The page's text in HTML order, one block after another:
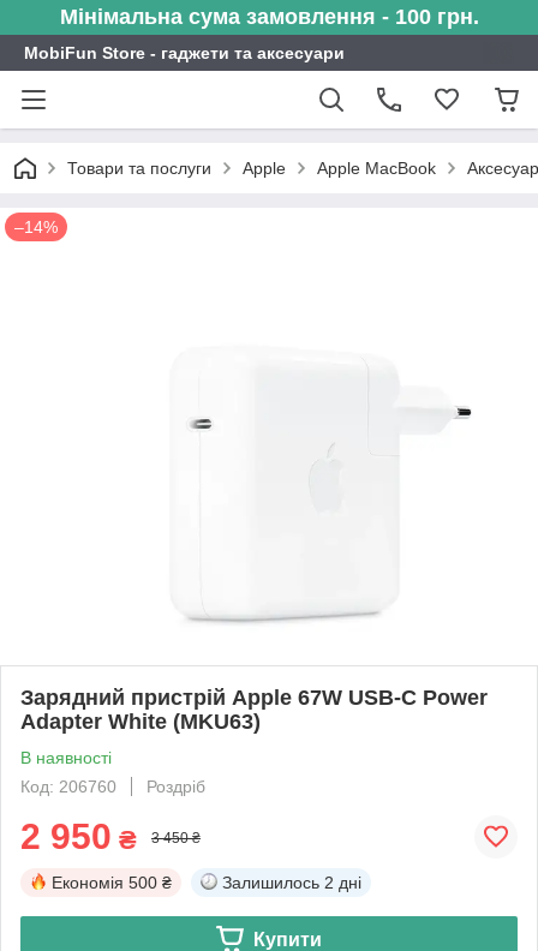
Мінімальна сума замовлення - 100 грн.
MobiFun Store - гаджети та аксесуари
Товари та послуги Apple Apple MacBook
–14%
Зарядний пристрій Apple 67W USB-C Power
Adapter White (MKU63)
В наявності
Код: 206760
Роздріб
2 950 ₴ 3 450 ₴
Економія 500 ₴ Залишилось 2 дні
Купити